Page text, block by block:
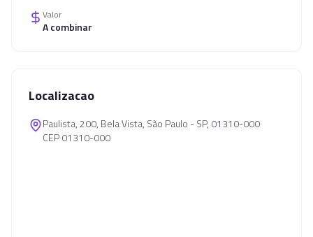
Valor
A combinar
Localizacao
Paulista, 200, Bela Vista, São Paulo - SP, 01310-000
CEP 01310-000